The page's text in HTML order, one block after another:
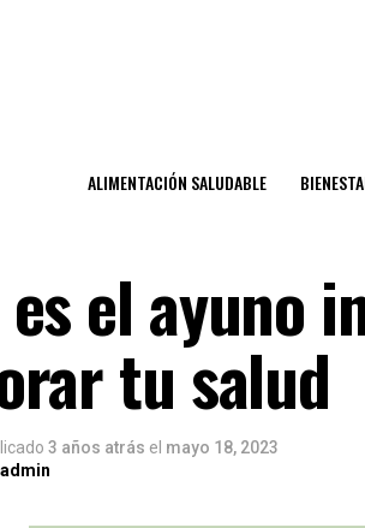
ALIMENTACIÓN SALUDABLE
es el ayuno
tu salud
3 años atrás el mayo 18, 2023
admin